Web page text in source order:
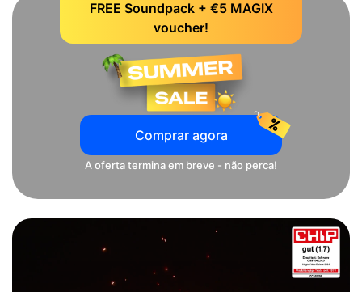
FREE Soundpack + €5 MAGIX
voucher!
Comprar agora
A oferta termina em breve - não perca!